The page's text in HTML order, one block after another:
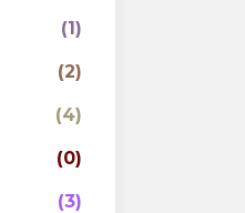
(1)
(2)
(4)
(0)
(3)